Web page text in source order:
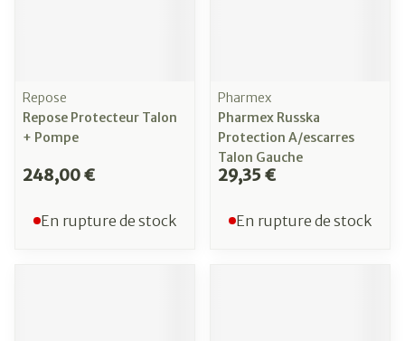
Repose
Repose Protecteur Talon
+ Pompe
248,00 €
En rupture de stock
Pharmex
Pharmex Russka
Protection A/escarres
Talon Gauche
29,35 €
En rupture de stock